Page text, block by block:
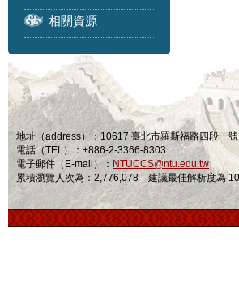
相關資源
地址（address）：10617 臺北市羅斯福路四段一
電話（TEL）：+886-2-3366-8303
電子郵件（E-mail）： NTUCCS@ntu.edu.tw
累積瀏覽人次為：2,776,078 建議最佳解析度為